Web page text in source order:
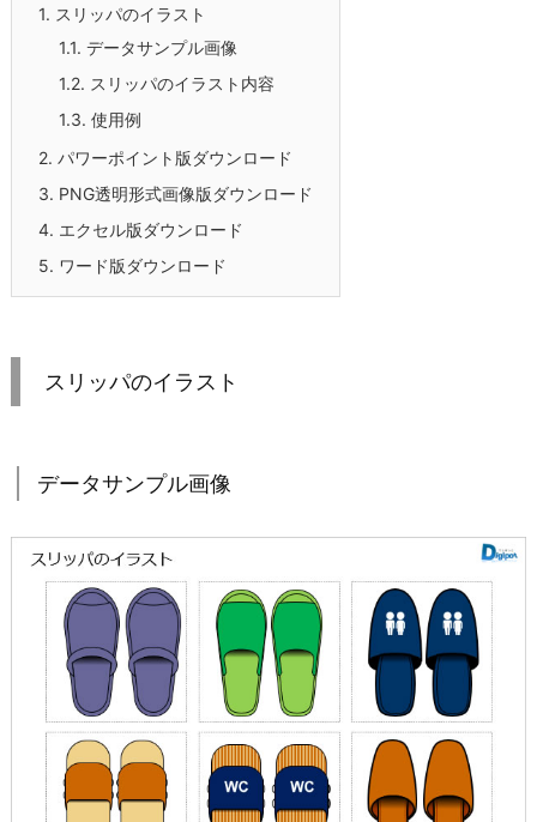
1. スリッパのイラスト
1.1. データサンプル画像
1.2. スリッパのイラスト内容
1.3. 使用例
2. パワーポイント版ダウンロード
3. PNG透明形式画像版ダウンロード
4. エクセル版ダウンロード
5. ワード版ダウンロード
スリッパのイラスト
データサンプル画像